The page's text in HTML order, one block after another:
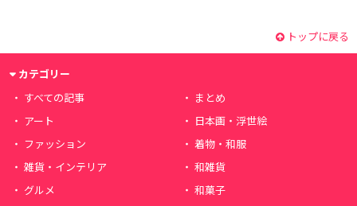
トップに戻る
カテゴリー
すべての記事
まとめ
アート
日本画・浮世絵
ファッション
着物・和服
雑貨・インテリア
和雑貨
グルメ
和菓子